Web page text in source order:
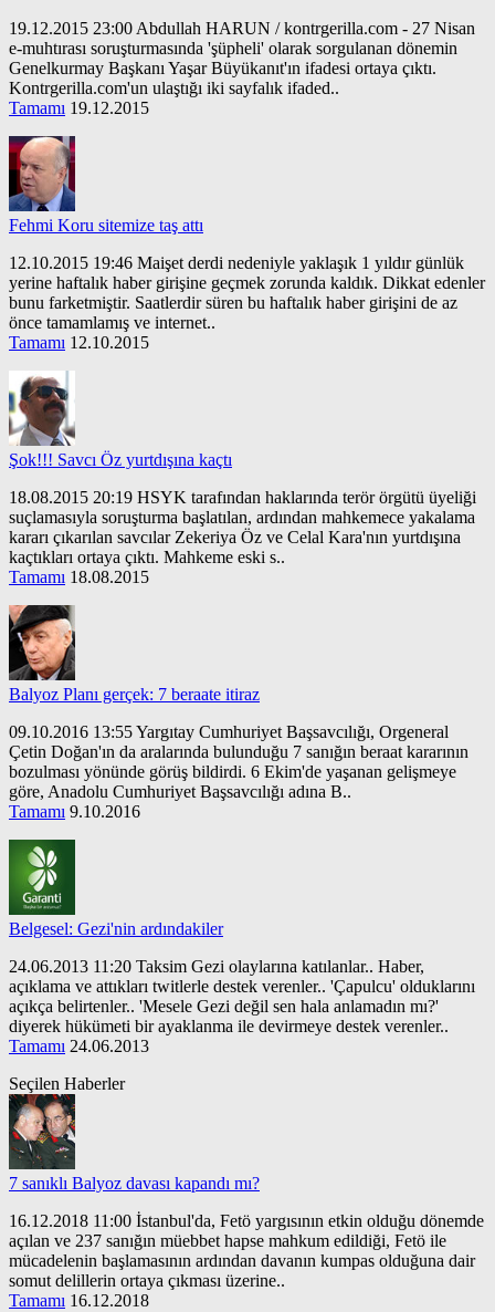
19.12.2015 23:00 Abdullah HARUN / kontrgerilla.com - 27 Nisan
e-muhtırası soruşturmasında 'şüpheli' olarak sorgulanan dönemin
Genelkurmay Başkanı Yaşar Büyükanıt'ın ifadesi ortaya çıktı.
Kontrgerilla.com'un ulaştığı iki sayfalık ifaded..
Tamamı 19.12.2015
Fehmi Koru sitemize taş attı
12.10.2015 19:46 Maişet derdi nedeniyle yaklaşık 1 yıldır günlük
yerine haftalık haber girişine geçmek zorunda kaldık. Dikkat edenler
bunu farketmiştir. Saatlerdir süren bu haftalık haber girişini de az
önce tamamlamış ve internet..
Tamamı 12.10.2015
Şok!!! Savcı Öz yurtdışına kaçtı
18.08.2015 20:19 HSYK tarafından haklarında terör örgütü üyeliği
suçlamasıyla soruşturma başlatılan, ardından mahkemece yakalama
kararı çıkarılan savcılar Zekeriya Öz ve Celal Kara'nın yurtdışına
kaçtıkları ortaya çıktı. Mahkeme eski s..
Tamamı 18.08.2015
Balyoz Planı gerçek: 7 beraate itiraz
09.10.2016 13:55 Yargıtay Cumhuriyet Başsavcılığı, Orgeneral
Çetin Doğan'ın da aralarında bulunduğu 7 sanığın beraat kararının
bozulması yönünde görüş bildirdi. 6 Ekim'de yaşanan gelişmeye
göre, Anadolu Cumhuriyet Başsavcılığı adına B..
Tamamı 9.10.2016
Belgesel: Gezi'nin ardındakiler
24.06.2013 11:20 Taksim Gezi olaylarına katılanlar.. Haber,
açıklama ve attıkları twitlerle destek verenler.. 'Çapulcu' olduklarını
açıkça belirtenler.. 'Mesele Gezi değil sen hala anlamadın mı?'
diyerek hükümeti bir ayaklanma ile devirmeye destek verenler..
Tamamı 24.06.2013
Seçilen Haberler
7 sanıklı Balyoz davası kapandı mı?
16.12.2018 11:00 İstanbul'da, Fetö yargısının etkin olduğu dönemde
açılan ve 237 sanığın müebbet hapse mahkum edildiği, Fetö ile
mücadelenin başlamasının ardından davanın kumpas olduğuna dair
somut delillerin ortaya çıkması üzerine..
Tamamı 16.12.2018